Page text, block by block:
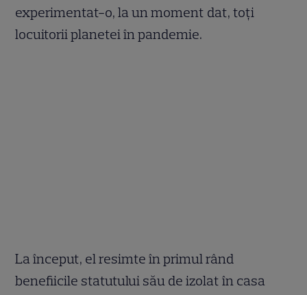
experimentat-o, la un moment dat, toți
locuitorii planetei în pandemie.
La început, el resimte în primul rând
benefiicile statutului său de izolat în casa